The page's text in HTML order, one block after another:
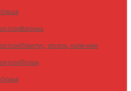
Ольха
Вагонка
Плинтус, уголок, наличник
Полок
Осина